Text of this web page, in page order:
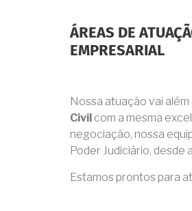
ÁREAS DE
EMPRESARIAL
Nossa atuação vai além
Civil com a mesma
negociação, nossa
Poder Judiciário, desde
Estamos prontos para